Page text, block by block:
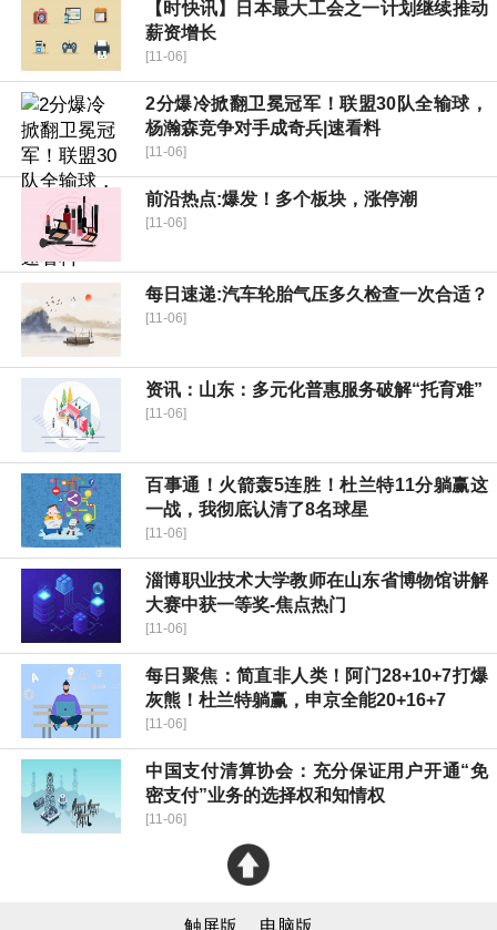
【时快讯】日本最大工会之一计划继续推动
薪资增长
[11-06]
2分爆冷掀翻卫冕冠军！联盟30队全输球，
杨瀚森竞争对手成奇兵|速看料
[11-06]
前沿热点:爆发！多个板块，涨停潮
[11-06]
每日速递:汽车轮胎气压多久检查一次合适？
[11-06]
资讯：山东：多元化普惠服务破解“托育难”
[11-06]
百事通！火箭轰5连胜！杜兰特11分躺赢这
一战，我彻底认清了8名球星
[11-06]
淄博职业技术大学教师在山东省博物馆讲解
大赛中获一等奖-焦点热门
[11-06]
每日聚焦：简直非人类！阿门28+10+7打爆
灰熊！杜兰特躺赢，申京全能20+16+7
[11-06]
中国支付清算协会：充分保证用户开通“免
密支付”业务的选择权和知情权
[11-06]